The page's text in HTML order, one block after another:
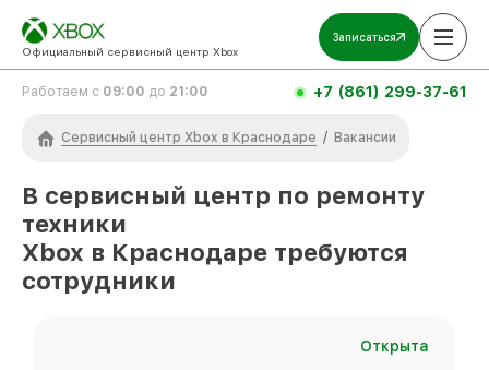
Официальный сервисный центр Xbox
Записаться
Работаем с 09:00 до 21:00 +7 (861) 299-37-61
Сервисный центр Xbox в Краснодаре / Вакансии
В сервисный центр по ремонту
техники
Xbox в Краснодаре требуются
сотрудники
Открыта